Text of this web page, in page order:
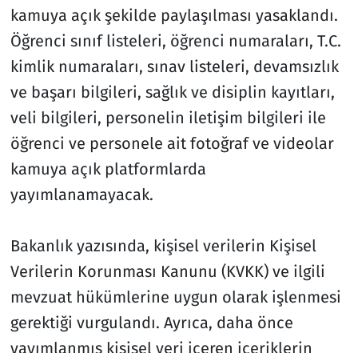
kamuya açık şekilde paylaşılması yasaklandı.
Öğrenci sınıf listeleri, öğrenci numaraları, T.C.
kimlik numaraları, sınav listeleri, devamsızlık
ve başarı bilgileri, sağlık ve disiplin kayıtları,
veli bilgileri, personelin iletişim bilgileri ile
öğrenci ve personele ait fotoğraf ve videolar
kamuya açık platformlarda
yayımlanamayacak.
Bakanlık yazısında, kişisel verilerin Kişisel
Verilerin Korunması Kanunu (KVKK) ve ilgili
mevzuat hükümlerine uygun olarak işlenmesi
gerektiği vurgulandı. Ayrıca, daha önce
yayımlanmış kişisel veri içeren içeriklerin